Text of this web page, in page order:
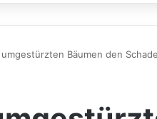
Bäumen den